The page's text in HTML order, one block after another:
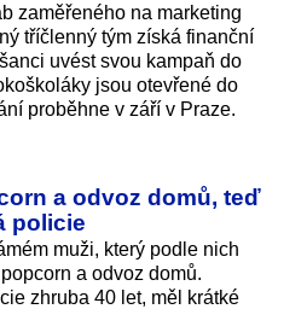
zaměřeného na marketing
tříčlenný tým získá finanční
uvést svou kampaň do
jsou otevřené do
proběhne v září v Praze.
a odvoz domů, teď
policie
muži, který podle nich
a odvoz domů.
zhruba 40 let, měl krátké